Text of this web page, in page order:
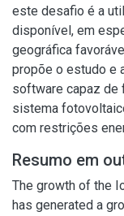
este desafio é a
disponível, em
geográfica
propõe o estudo e
software capaz de
sistema
com restrições
Resumo em
The growth of the
has generated a